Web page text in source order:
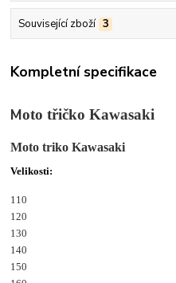
Související zboží 3
Kompletní specifikace
Moto třičko Kawasaki
Moto triko Kawasaki
Velikosti:
110
120
130
140
150